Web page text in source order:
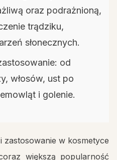
oraz podrażnioną,
trądziku,
słonecznych.
od
włosów, ust po
i golenie.
zastosowanie w kosmetyce
większą popularność